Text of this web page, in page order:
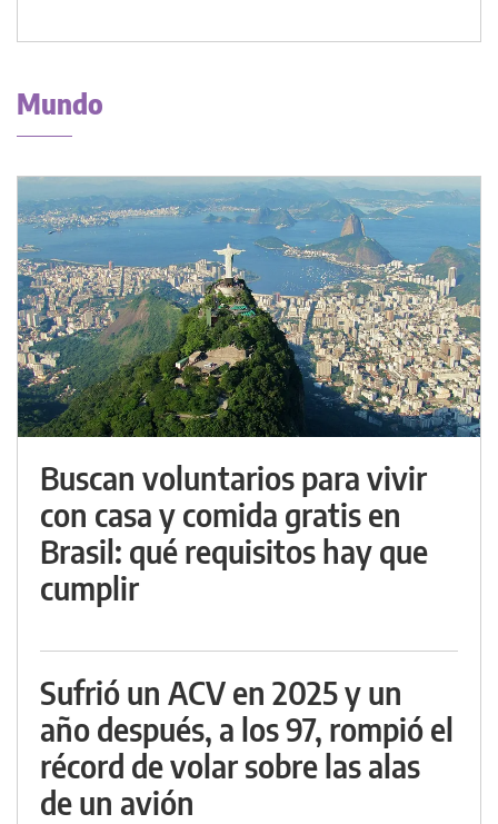
Mundo
Buscan voluntarios para vivir
con casa y comida gratis en
Brasil: qué requisitos hay que
cumplir
Sufrió un ACV en 2025 y un
año después, a los 97, rompió el
récord de volar sobre las alas
de un avión